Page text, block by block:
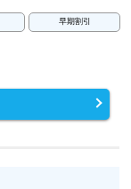
早期割引